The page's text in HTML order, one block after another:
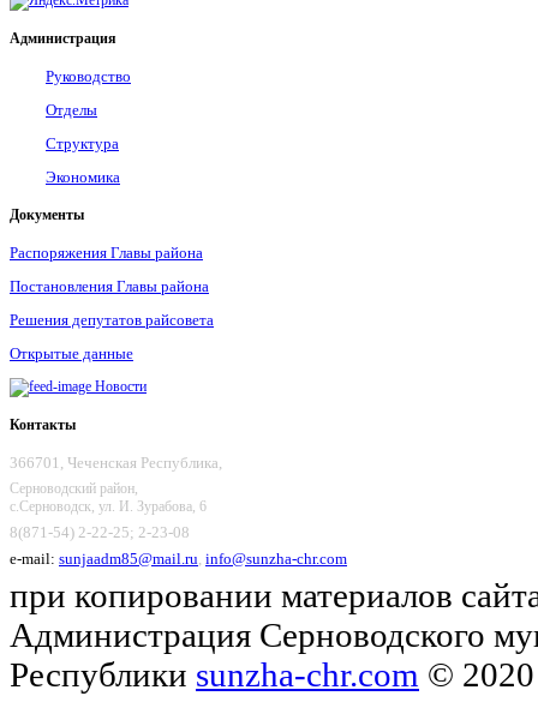
Администрация
Руководство
Отделы
Структура
Экономика
Документы
Распоряжения Главы района
Постановления Главы района
Решения депутатов райсовета
Открытые данные
Новости
Контакты
366701, Чеченская Республика,
Серноводский район,
с.Серноводск, ул. И. Зурабова, 6
8(871-54) 2-22-25; 2-23-08
e-mail: sunjaadm85@mail.ru, info@sunzha-chr.com
при копировании материалов
Администрация Серноводского
Республики sunzha-chr.com © 2020